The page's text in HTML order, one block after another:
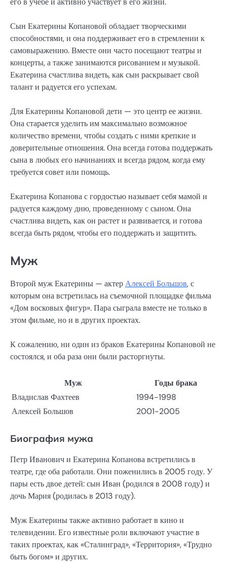
Сын Екатерины Копановой обладает творческими
способностями, и она поддерживает его в стремлении к
самовыражению. Вместе они часто посещают театры и
концерты, а также занимаются рисованием и музыкой.
Екатерина счастлива видеть, как сын раскрывает свой
талант и радуется его успехам.
Для Екатерины Копановой дети — это центр ее жизни.
Она старается уделить им максимально возможное
количество времени, чтобы создать с ними крепкие и
доверительные отношения. Она всегда готова поддержать
сына в любых его начинаниях и всегда рядом, когда ему
требуется совет или помощь.
Екатерина Копанова с гордостью называет себя мамой и
радуется каждому дню, проведенному с сыном. Она
счастлива видеть, как он растет и развивается, и готова
всегда быть рядом, чтобы его поддержать и защитить.
Муж
Второй муж Екатерины — актерАлексей Большов, с
которым она встретилась на съемочной площадке фильма
«Дом восковых фигур». Пара сыграла вместе не только в
этом фильме, но и в других проектах.
К сожалению, ни один из браков Екатерины Копановой не
состоялся, и оба раза они были расторгнуты.
Муж
Годы брака
Владислав Фахтеев
1994-1998
Алексей Большов
2001-2005
Биография мужа
Петр Иванович и Екатерина Копанова встретились в
театре, где оба работали. Они поженились в 2005 году. У
пары есть двое детей: сын Иван (родился в 2008 году) и
дочь Мария (родилась в 2013 году).
Муж Екатерины также активно работает в кино и
телевидении. Его известные роли включают участие в
таких проектах, как «Сталинград», «Территория», «Трудно
быть богом» и других.